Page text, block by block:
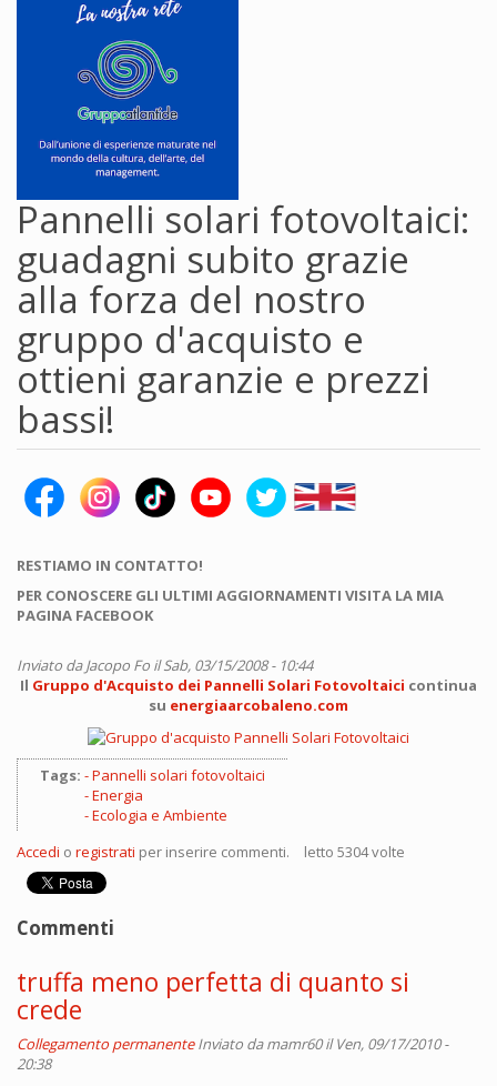
Pannelli solari fotovoltaici:
guadagni subito grazie
alla forza del nostro
gruppo d'acquisto e
ottieni garanzie e prezzi
bassi!
RESTIAMO IN CONTATTO!
PER CONOSCERE GLI ULTIMI AGGIORNAMENTI VISITA LA MIA
PAGINA FACEBOOK
Inviato daJacopo Fo il Sab, 03/15/2008 - 10:44
Il Gruppo d'Acquisto dei Pannelli Solari Fotovoltaici continua
su energiaarcobaleno.com
Tags:
Pannelli solari fotovoltaici
Energia
Ecologia e Ambiente
Accedi o registrati per inserire commenti. letto 5304 volte
Commenti
truffa meno perfetta di quanto si
crede
Collegamento permanente Inviato damamr60il Ven, 09/17/2010 -
20:38